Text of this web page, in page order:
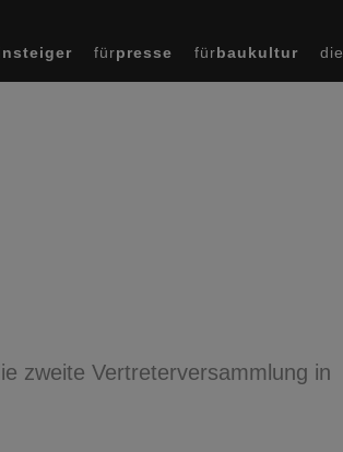
fürpresse fürbaukultur die
zweite Vertreterversammlung in